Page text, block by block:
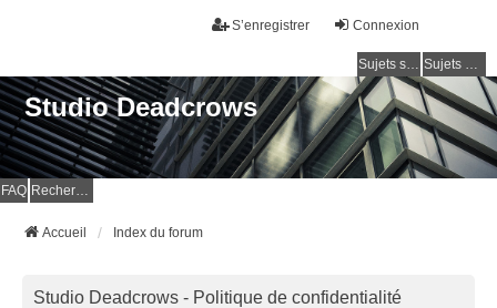
Connexion
S’enregistrer
Sujets sans réponse Sujets actifs
Studio Deadcrows
FAQ Rechercher
Accueil Index du forum
Studio Deadcrows - Politique de confidentialité